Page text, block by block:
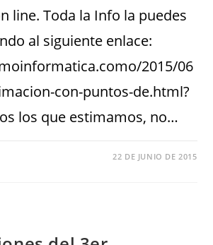
line. Toda la Info la puedes
al siguiente enlace:
2015/06
con-puntos-de.html?
los que estimamos, no…
22 DE JUNIO DE 2015